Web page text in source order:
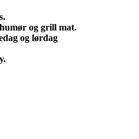
og grill mat.
og lørdag